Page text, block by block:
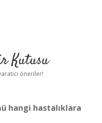
Kutusu
öneriler!
hangi hastalıklara